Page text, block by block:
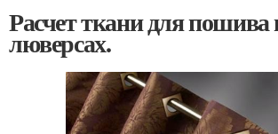
Расчет ткани для
люверсах.